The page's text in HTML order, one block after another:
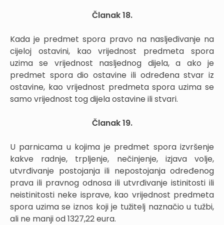
Članak 18.
Kada je predmet spora pravo na nasljeđivanje na
cijeloj ostavini, kao vrijednost predmeta spora
uzima se vrijednost nasljednog dijela, a ako je
predmet spora dio ostavine ili određena stvar iz
ostavine, kao vrijednost predmeta spora uzima se
samo vrijednost tog dijela ostavine ili stvari.
Članak 19.
U parnicama u kojima je predmet spora izvršenje
kakve radnje, trpljenje, nečinjenje, izjava volje,
utvrđivanje postojanja ili nepostojanja određenog
prava ili pravnog odnosa ili utvrđivanje istinitosti ili
neistinitosti neke isprave, kao vrijednost predmeta
spora uzima se iznos koji je tužitelj naznačio u tužbi,
ali ne manji od 1327,22 eura.